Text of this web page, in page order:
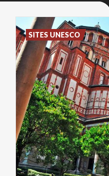
SITES UNESCO